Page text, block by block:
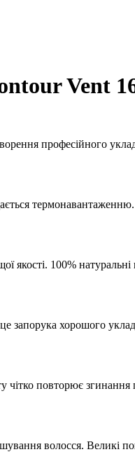
Vent
професійного
100%
запорука хорошого
повторює
волосся. Великі